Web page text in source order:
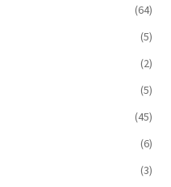
(64)
(5)
(2)
(5)
(45)
(6)
(3)